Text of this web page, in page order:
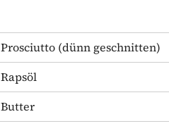
Prosciutto (dünn geschnitten)
Rapsöl
Butter